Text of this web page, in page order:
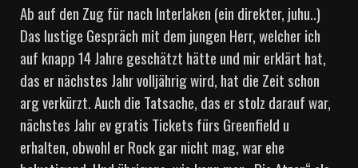
Ab auf den Zug für nach Interlaken (ein direkter, juhu..)
Das lustige Gespräch mit dem jungen Herr, welcher ich
auf knapp 14 Jahre geschätzt hätte und mir erklärt hat,
das er nächstes Jahr volljährig wird, hat die Zeit schon
arg verkürzt. Auch die Tatsache, das er stolz darauf war,
nächstes Jahr ev gratis Tickets fürs Greenfield u
erhalten, obwohl er Rock gar nicht mag, war ehe